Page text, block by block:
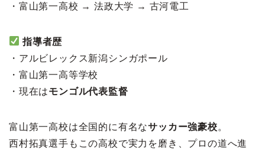
・富山第一高校 → 法政大学 → 古河電工
指導者歴
・アルビレックス新潟シンガポール
・富山第一高等学校
・現在はモンゴル代表監督
富山第一高校は全国的に有名なサッカー強豪校。
西村拓真選手もこの高校で実力を磨き、プロの道へ進